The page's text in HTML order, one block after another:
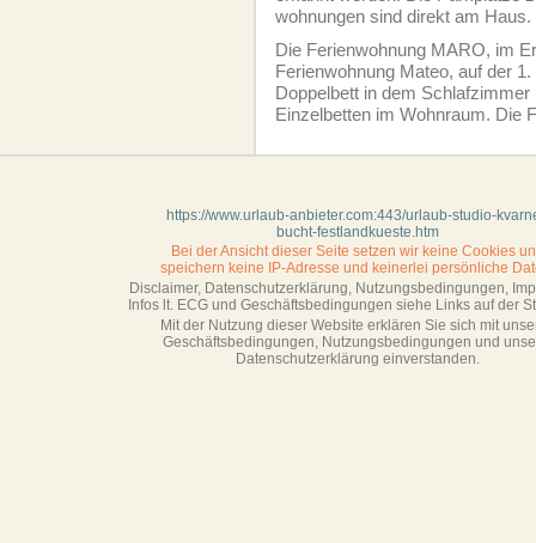
wohnungen sind direkt am Haus.
Die Ferien­wohnung MARO, im
Ferien­wohnung Mateo, auf der
Doppelbett in dem Schlafzimmer
Einzelbetten im Wohnraum. Die
https://www.urlaub-anbieter.com:443/urlaub-studio-
bucht-festlandkueste.htm
Bei der Ansicht dieser Seite setzen wir keine Cookies
speichern keine IP-Adresse und keinerlei persönliche
Disclaimer, Datenschutzerklärung, Nutzungsbedingungen,
Infos lt. ECG und Geschäftsbedingungen siehe Links auf der
Mit der Nutzung dieser Website erklären Sie sich mit
Geschäftsbedin­gungen, Nutzungsbedingungen und
Datenschutzerklärung einverstanden.